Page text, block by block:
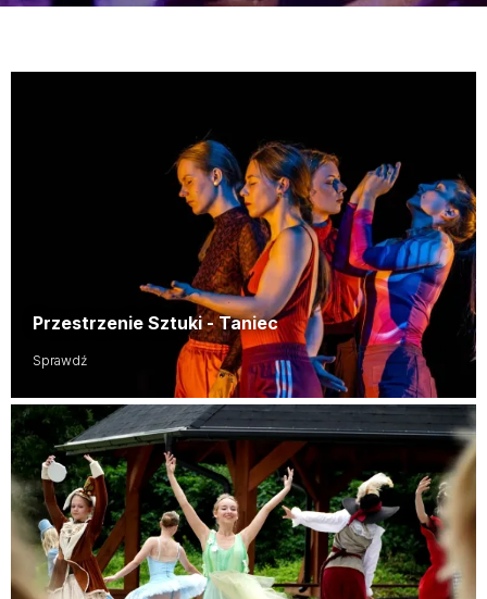
Przestrzenie Sztuki - Taniec
Sprawdź